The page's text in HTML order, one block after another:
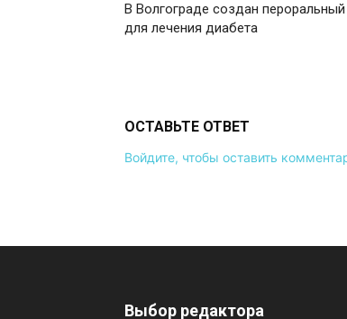
В Волгограде создан пероральный
для лечения диабета
ОСТАВЬТЕ ОТВЕТ
Войдите, чтобы оставить
Выбор редактора